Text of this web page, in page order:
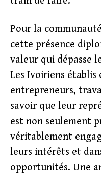
Pour la
cette présence
valeur qui dépasse
Les Ivoiriens établis
entrepreneurs,
savoir que leur
est non seulement
véritablement
leurs intérêts et
opportunités. Une